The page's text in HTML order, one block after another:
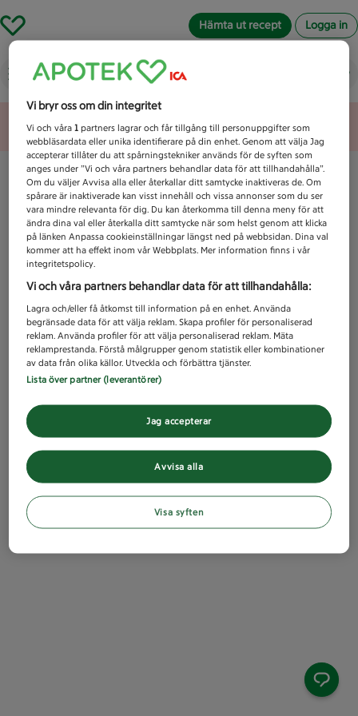
Hämta ut recept Logga in
Vad letar du efter idag?
Unknown error
Vi bryr oss om din integritet
Vi och våra1 partners lagrar och får tillgång till personuppgifter som
webbläsardata eller unika identifierare på din enhet. Genom att välja Jag
accepterar tillåter du att spårningstekniker används för de syften som
anges under ”Vi och våra partners behandlar data för att tillhandahålla”.
Om du väljer Avvisa alla eller återkallar ditt samtycke inaktiveras de. Om
spårare är inaktiverade kan visst innehåll och vissa annonser som du ser
vara mindre relevanta för dig. Du kan återkomma till denna meny för att
ändra dina val eller återkalla ditt samtycke när som helst genom att klicka
på länken Anpassa cookieinställningar längst ned på webbsidan. Dina val
kommer att ha effekt inom vår Webbplats. Mer information finns i vår
integritetspolicy.
Vi och våra partners behandlar data för att tillhandahålla:
Lagra och/eller få åtkomst till information på en enhet. Använda
begränsade data för att välja reklam. Skapa profiler för personaliserad
reklam. Använda profiler för att välja personaliserad reklam. Mäta
reklamprestanda. Förstå målgrupper genom statistik eller kombinationer
av data från olika källor. Utveckla och förbättra tjänster.
Lista över partner (leverantörer)
Avvisa alla
Jag accepterar
Visa syften